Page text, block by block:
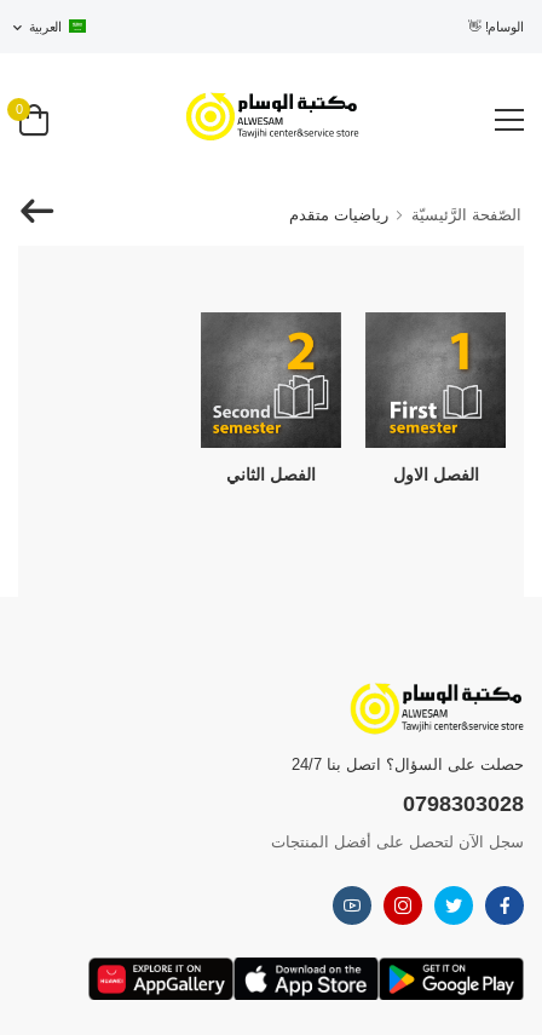
الوسام! 👋 العربية
0
الصّفحة الرَّئيسيّة رياضيات متقدم
الفصل الاول الفصل الثاني
حصلت على السؤال؟ اتصل بنا 24/7
0798303028
سجل الآن لتحصل على أفضل المنتجات